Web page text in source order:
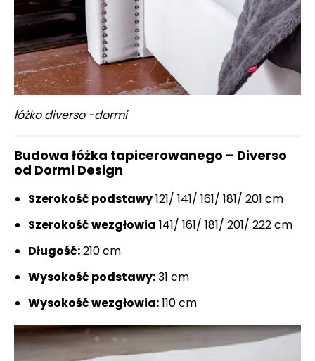
łóżko diverso -dormi
Budowa łóżka tapicerowanego – Diverso
od Dormi Design
Szerokość podstawy121/ 141/ 161/ 181/ 201 cm
Szerokość wezgłowia 141/ 161/ 181/ 201/ 222 cm
Długość:210 cm
Wysokość podstawy:31 cm
Wysokość wezgłowia:110 cm